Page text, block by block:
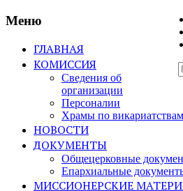
Меню
ГЛАВНАЯ
КОМИССИЯ
Сведения об
организации
Персоналии
Храмы по викариатствам
НОВОСТИ
ДОКУМЕНТЫ
Общецерковные
Епархиальные
МИССИОНЕРСКИЕ